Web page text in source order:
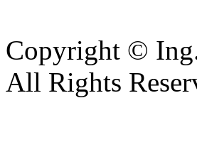
Copyright ©
All Rights